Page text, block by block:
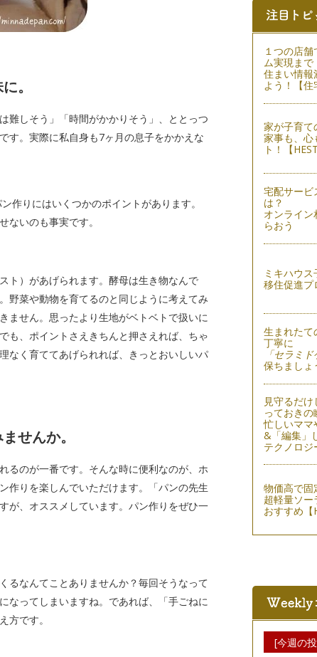
。
難しそう」「時間がかかりそう」、ととっつ
す。実際に私自身も7ヶ月の息子をかかえな
作りにはいくつかのポイントがあります。
ないのも事実です。
ト）があげられます。酵母は生き物なんで
野菜や動物を育てるのと同じように考えてみ
ません。思ったより生地がベトベトで扱いに
も、ポイントさえきちんと押さえれば、ちゃ
なく育ててあげられれば、きっとおいしいパ
せんか。
るのが一番です。そんな時に便利なのが、ホ
作りを楽しんでいただけます。「パンの先生
が、オススメしています。パン作りをぜひ一
るなんてことありませんか？毎回そうなって
なってしまいますね。であれば、「手ごねに
方です。
１つの店
ム実現まで
住まい情報
よう！【住
家が子育て
家事も、心
ト！【
宅配サービ
は？
オンライン
らおう
ミキハウ
移住促進プ
生まれたて
丁寧に
「セラミド
保ちましょ
見守るだ
っておき
忙しいママ
&「編集」
テクノロジ
物価高で固
超軽量ソ
おすすめ【
[今週の